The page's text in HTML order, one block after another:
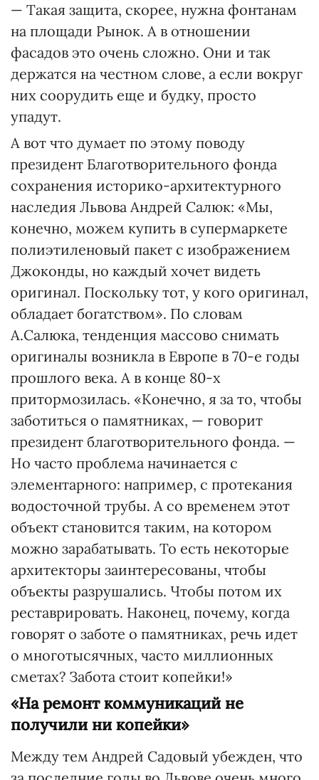
— Такая защита, скорее, нужна фонтанам
на площади Рынок. А в отношении
фасадов это очень сложно. Они и так
держатся на честном слове, а если вокруг
них соорудить еще и будку, просто
упадут.
А вот что думает по этому поводу
президент Благотворительного фонда
сохранения историко-архитектурного
наследия Львова Андрей Салюк: «Мы,
конечно, можем купить в супермаркете
полиэтиленовый пакет с изображением
Джоконды, но каждый хочет видеть
оригинал. Поскольку тот, у кого оригинал,
обладает богатством». По словам
А.Салюка, тенденция массово снимать
оригиналы возникла в Европе в 70-е годы
прошлого века. А в конце 80-х
притормозилась. «Конечно, я за то, чтобы
заботиться о памятниках, — говорит
президент благотворительного фонда. —
Но часто проблема начинается с
элементарного: например, с протекания
водосточной трубы. А со временем этот
объект становится таким, на котором
можно зарабатывать. То есть некоторые
архитекторы заинтересованы, чтобы
объекты разрушались. Чтобы потом их
реставрировать. Наконец, почему, когда
говорят о заботе о памятниках, речь идет
о многотысячных, часто миллионных
сметах? Забота стоит копейки!»
«На ремонт коммуникаций не
получили ни копейки»
Между тем Андрей Садовый убежден, что